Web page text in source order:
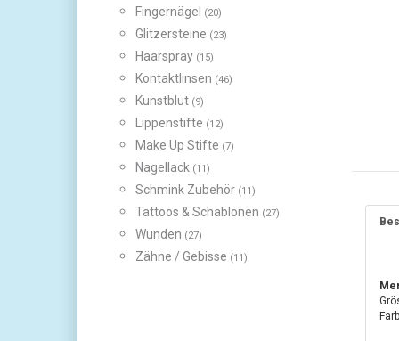
Fingernägel (20)
Glitzersteine (23)
Haarspray (15)
Kontaktlinsen (46)
Kunstblut (9)
Lippenstifte (12)
Make Up Stifte (7)
Nagellack (11)
Schmink Zubehör (11)
Tattoos & Schablonen (27)
Wunden (27)
Zähne / Gebisse (11)